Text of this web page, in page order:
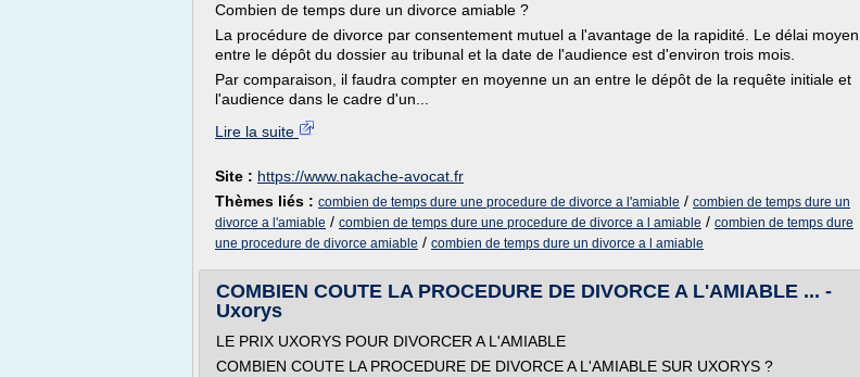
Combien de temps dure un divorce amiable ?
La procédure de divorce par consentement mutuel a l'avantage de la rapidité. Le délai moyen
entre le dépôt du dossier au tribunal et la date de l'audience est d'environ trois mois.
Par comparaison, il faudra compter en moyenne un an entre le dépôt de la requête initiale et
l'audience dans le cadre d'un...
Lire la suite
Site : https://www.nakache-avocat.fr
Thèmes liés : combien de temps dure une procedure de divorce a l'amiable / combien de temps dure un
divorce a l'amiable / combien de temps dure une procedure de divorce a l amiable / combien de temps dure
une procedure de divorce amiable / combien de temps dure un divorce a l amiable
COMBIEN COUTE LA PROCEDURE DE DIVORCE A L'AMIABLE ... -
Uxorys
LE PRIX UXORYS POUR DIVORCER A L'AMIABLE
COMBIEN COUTE LA PROCEDURE DE DIVORCE A L'AMIABLE SUR UXORYS ?